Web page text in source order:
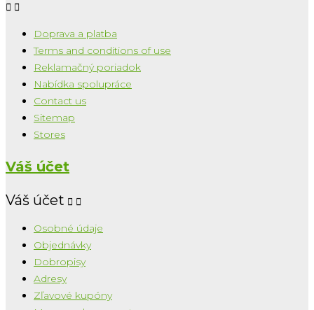
 
Doprava a platba
Terms and conditions of use
Reklamačný poriadok
Nabídka spolupráce
Contact us
Sitemap
Stores
Váš účet
Váš účet  
Osobné údaje
Objednávky
Dobropisy
Adresy
Zľavové kupóny